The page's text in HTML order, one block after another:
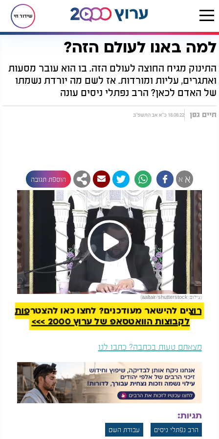
שידור חי
דף הבית יהדות למה באנו לעולם הזה?
למה באנו לעולם הזה?
התינוק מגיח החוצה לעולם הזה. בו הוא עובר מסעות
ואתגרים, עליות ומורדות. אז לשם מה יורדת נשמתו
של האדם לכאן? הרב נפתלי ניסים עונה
חיים גפן 18.08.22 כ"א אב התשפ"ב
א א הוספת תגובה
Play
Video
(צילום: aaltair/shutterstock)
להמשך קריאה
רוצים להישאר מעודכנים? לחצו כאן להצטרפות
לקבוצות הוואטסאפ של ערוץ 2000 >>>
מצאתם טעות בכתבה? כתבו לנו
תגיות:
הרב נפתלי ניסים עבודת השם